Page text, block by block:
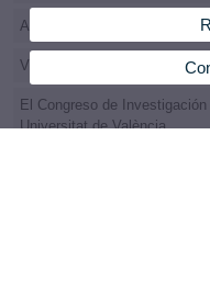
Audiencia Pública
Visita Comité de Evaluación
El Congreso de
Universitat de València